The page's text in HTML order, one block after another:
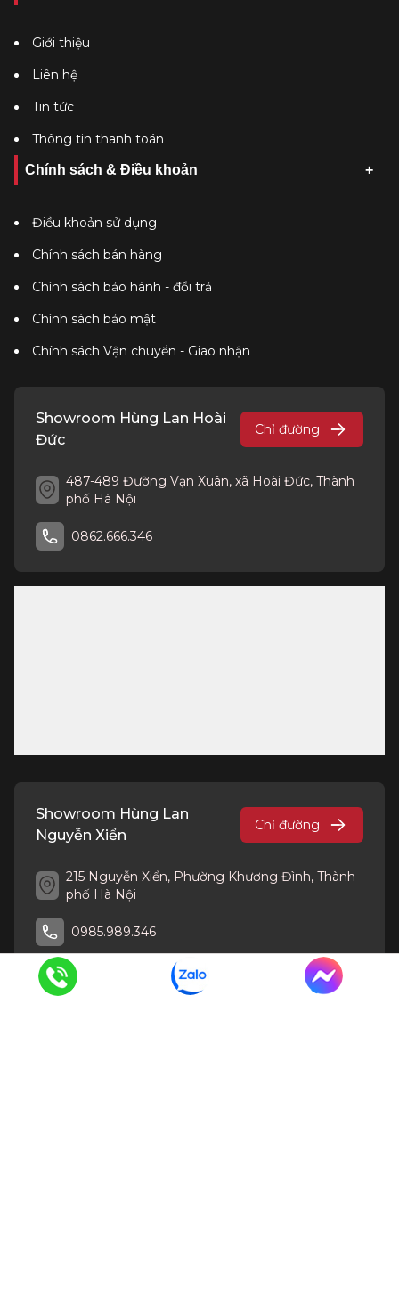
Giới thiệu
Liên hệ
Tin tức
Thông tin thanh toán
Chính sách & Điều khoản
Điều khoản sử dụng
Chính sách bán hàng
Chính sách bảo hành - đổi trả
Chính sách bảo mật
Chính sách Vận chuyển - Giao nhận
Showroom Hùng Lan Hoài
Đức
Chỉ đường
487-489 Đường Vạn Xuân, xã Hoài Đức, Thành
phố Hà Nội
0862.666.346
Showroom Hùng Lan
Nguyễn Xiển
Chỉ đường
215 Nguyễn Xiển, Phường Khương Đình, Thành
phố Hà Nội
0985.989.346